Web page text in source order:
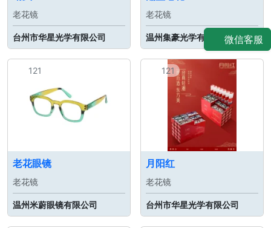
老花镜
台州市华星光学有限公司
老花镜
温州集豪光学有限公司
121
老花眼镜
老花镜
温州米蔚眼镜有限公司
121
月阳红
老花镜
台州市华星光学有限公司
微信客服